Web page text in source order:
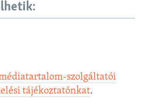
szolgáltatói
tájékoztatónkat.